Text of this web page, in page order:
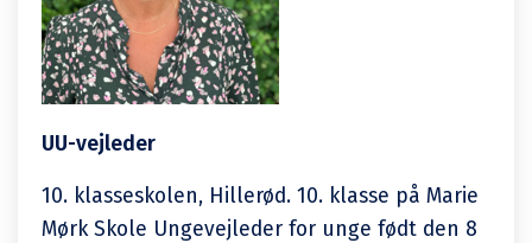
UU-vejleder
10. klasseskolen, Hillerød. 10. klasse på Marie
Mørk Skole Ungevejleder for unge født den 8